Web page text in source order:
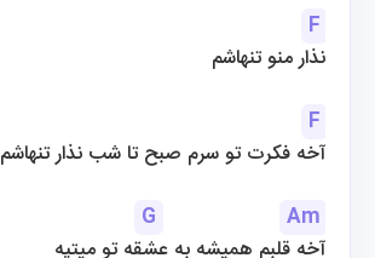
F
نذار منو تنهاشم
F
آخه فکرت تو سرم صبح تا شب نذار تنهاشم
G
Am
آخه قلبم همیشه به عشقه تو میتپه